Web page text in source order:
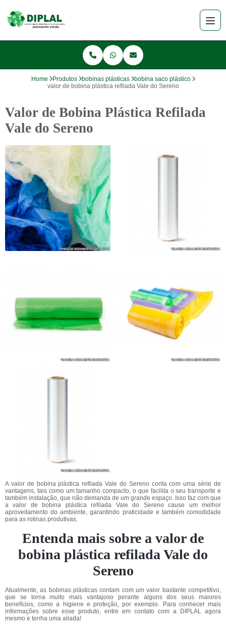
Home Produtos bobinas plásticas
bobina saco plástico
valor de bobina plástica refilada Vale do Sereno
Valor de Bobina Plástica Refilada
Vale do Sereno
A valor de bobina plástica refilada Vale do Sereno conta com uma série de
vantagens, tais como um tamanho compacto, o que facilita o seu transporte e
também instalação, que não demanda de um grande espaço. Isso faz com que
a valor de bobina plástica refilada Vale do Sereno cause um melhor
aproveitamento do ambiente, garantindo praticidade e também comodidade
para as rotinas produtivas.
Entenda mais sobre a valor de
bobina plástica refilada Vale do
Sereno
Atualmente, as bobinas plásticas contam com um valor bastante competitivo,
que se torna muito mais vantajoso perante alguns dos seus maiores
benefícios, como a higiene e proteção, por exemplo. Para conhecer mais
informações sobre esse produto, entre em contato com a DIPLAL agora
mesmo e tenha uma aliada!